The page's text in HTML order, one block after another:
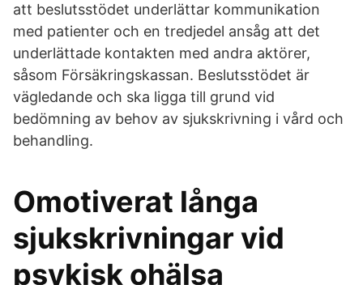
att beslutsstödet underlättar kommunikation
med patienter och en tredjedel ansåg att det
underlättade kontakten med andra aktörer,
såsom Försäkringskassan. Beslutsstödet är
vägledande och ska ligga till grund vid
bedömning av behov av sjukskrivning i vård och
behandling.
Omotiverat långa
sjukskrivningar vid
psykisk ohälsa